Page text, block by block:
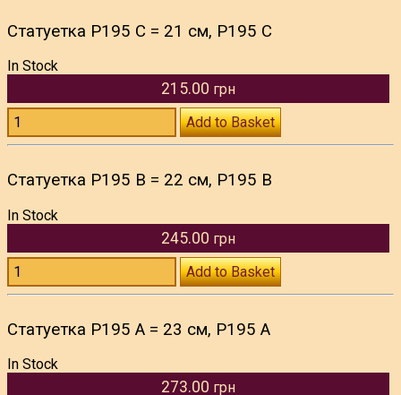
Статуетка P195 C = 21 см, P195 C
In Stock
215.00 грн
Add to Basket
Статуетка P195 B = 22 см, P195 B
In Stock
245.00 грн
Add to Basket
Статуетка P195 A = 23 см, P195 A
In Stock
273.00 грн